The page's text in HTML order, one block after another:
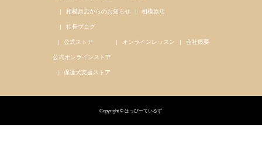
相模原店からのお知らせ
社長ブログ
相模原店
公式ストア
公式オンラインストア
保護犬支援ストア
オンラインレッスン 会社概要
Copyright © はっぴーているず